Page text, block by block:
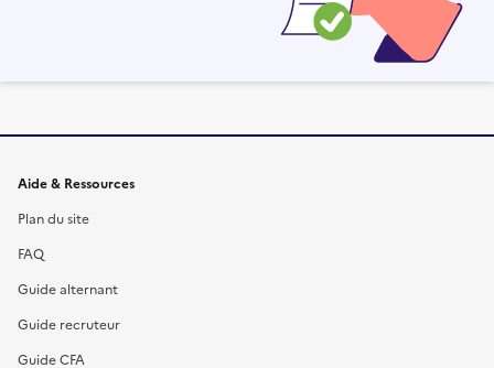
Informations et liens du site
Aide & Ressources
Plan du site
FAQ
Guide alternant
Guide recruteur
Guide CFA